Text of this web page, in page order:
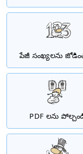
పేజీ సంఖ్యలను
PDF లను